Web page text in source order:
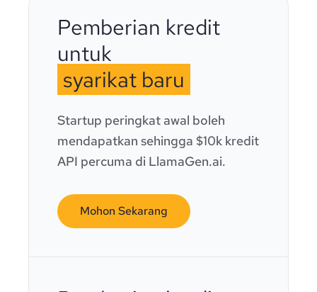
Pemberian kredit
untuk
syarikat baru
Startup peringkat awal boleh
mendapatkan sehingga $10k kredit
API percuma di LlamaGen.ai.
Mohon Sekarang